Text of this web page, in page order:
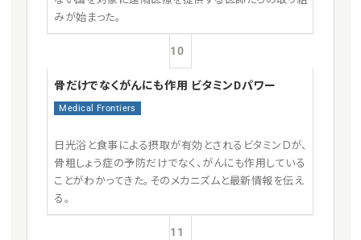
みが始まった。
10
骨だけでなくがんにも作用 ビタミンDパワー
Medical Frontiers
日光浴と食事による摂取が有効とされるビタミンＤが、
骨粗しょう症の予防だけでなく、がんにも作用している
ことがわかってきた。そのメカニズムと最新情報を伝え
る。
11